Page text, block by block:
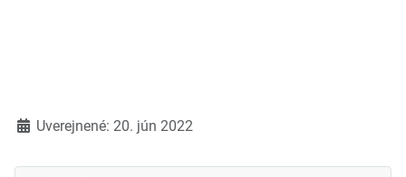
DetailyUverejnené: 20. jún 2022